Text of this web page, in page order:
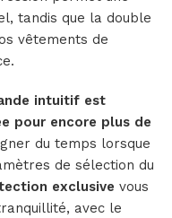
tandis que la double
vêtements de
intuitif est
pour encore plus de
du temps lorsque
de sélection du
exclusive vous
avec le